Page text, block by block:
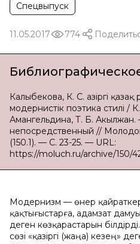
Спецвыпуск
11.05.2017 774
Калыбекова, К. С. Қазіргі
модернистік поэтика стилі /
Амангельдина, Т. Б. Акылжан.
непосредственный //
(150.1). — С. 23-25. — URL:
https://moluch.ru/archive/150/
Модернизм — өнер
қақтығыстарға, адамзат
деген көзқарастарын
сөзі «қазіргі (жаңа) кезең»